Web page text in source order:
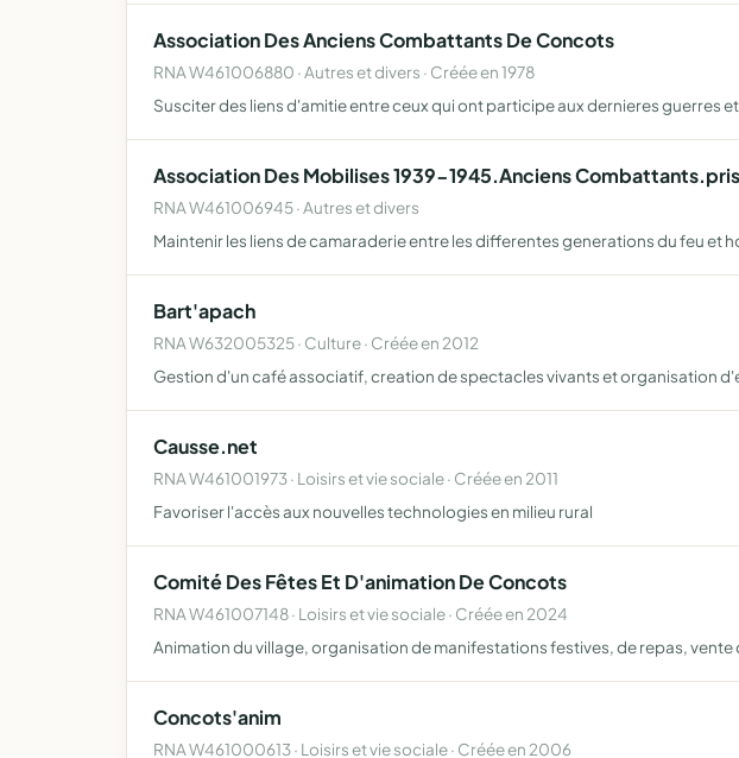
Association Des Anciens Combattants De Concots
RNA W461006880 · Autres et divers · Créée en 1978
Susciter des liens d'amitie entre ceux qui ont participe aux dernieres guerres
Association Des Mobilises 1939-1945.Anciens
RNA W461006945 · Autres et divers
Maintenir les liens de camaraderie entre les differentes generations du feu et
Bart'apach
RNA W632005325 · Culture · Créée en 2012
Gestion d'un café associatif, creation de spectacles vivants et organisation
Causse.net
RNA W461001973 · Loisirs et vie sociale · Créée en 2011
Favoriser l'accès aux nouvelles technologies en milieu rural
Comité Des Fêtes Et D'animation De Concots
RNA W461007148 · Loisirs et vie sociale · Créée en 2024
Animation du village, organisation de manifestations festives, de repas, vente
Concots'anim
RNA W461000613 · Loisirs et vie sociale · Créée en 2006